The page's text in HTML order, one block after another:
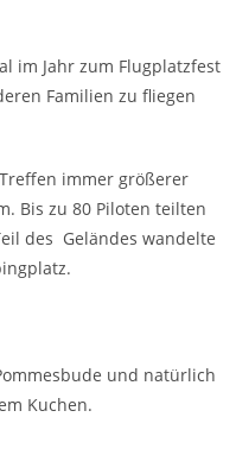
im Jahr zum Flugplatzfest
Familien zu fliegen
immer größerer
Bis zu 80 Piloten teilten
des Geländes wandelte
und natürlich
Kuchen.